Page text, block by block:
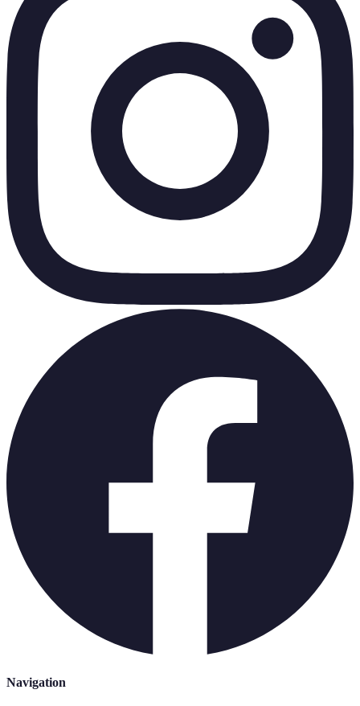
Navigation